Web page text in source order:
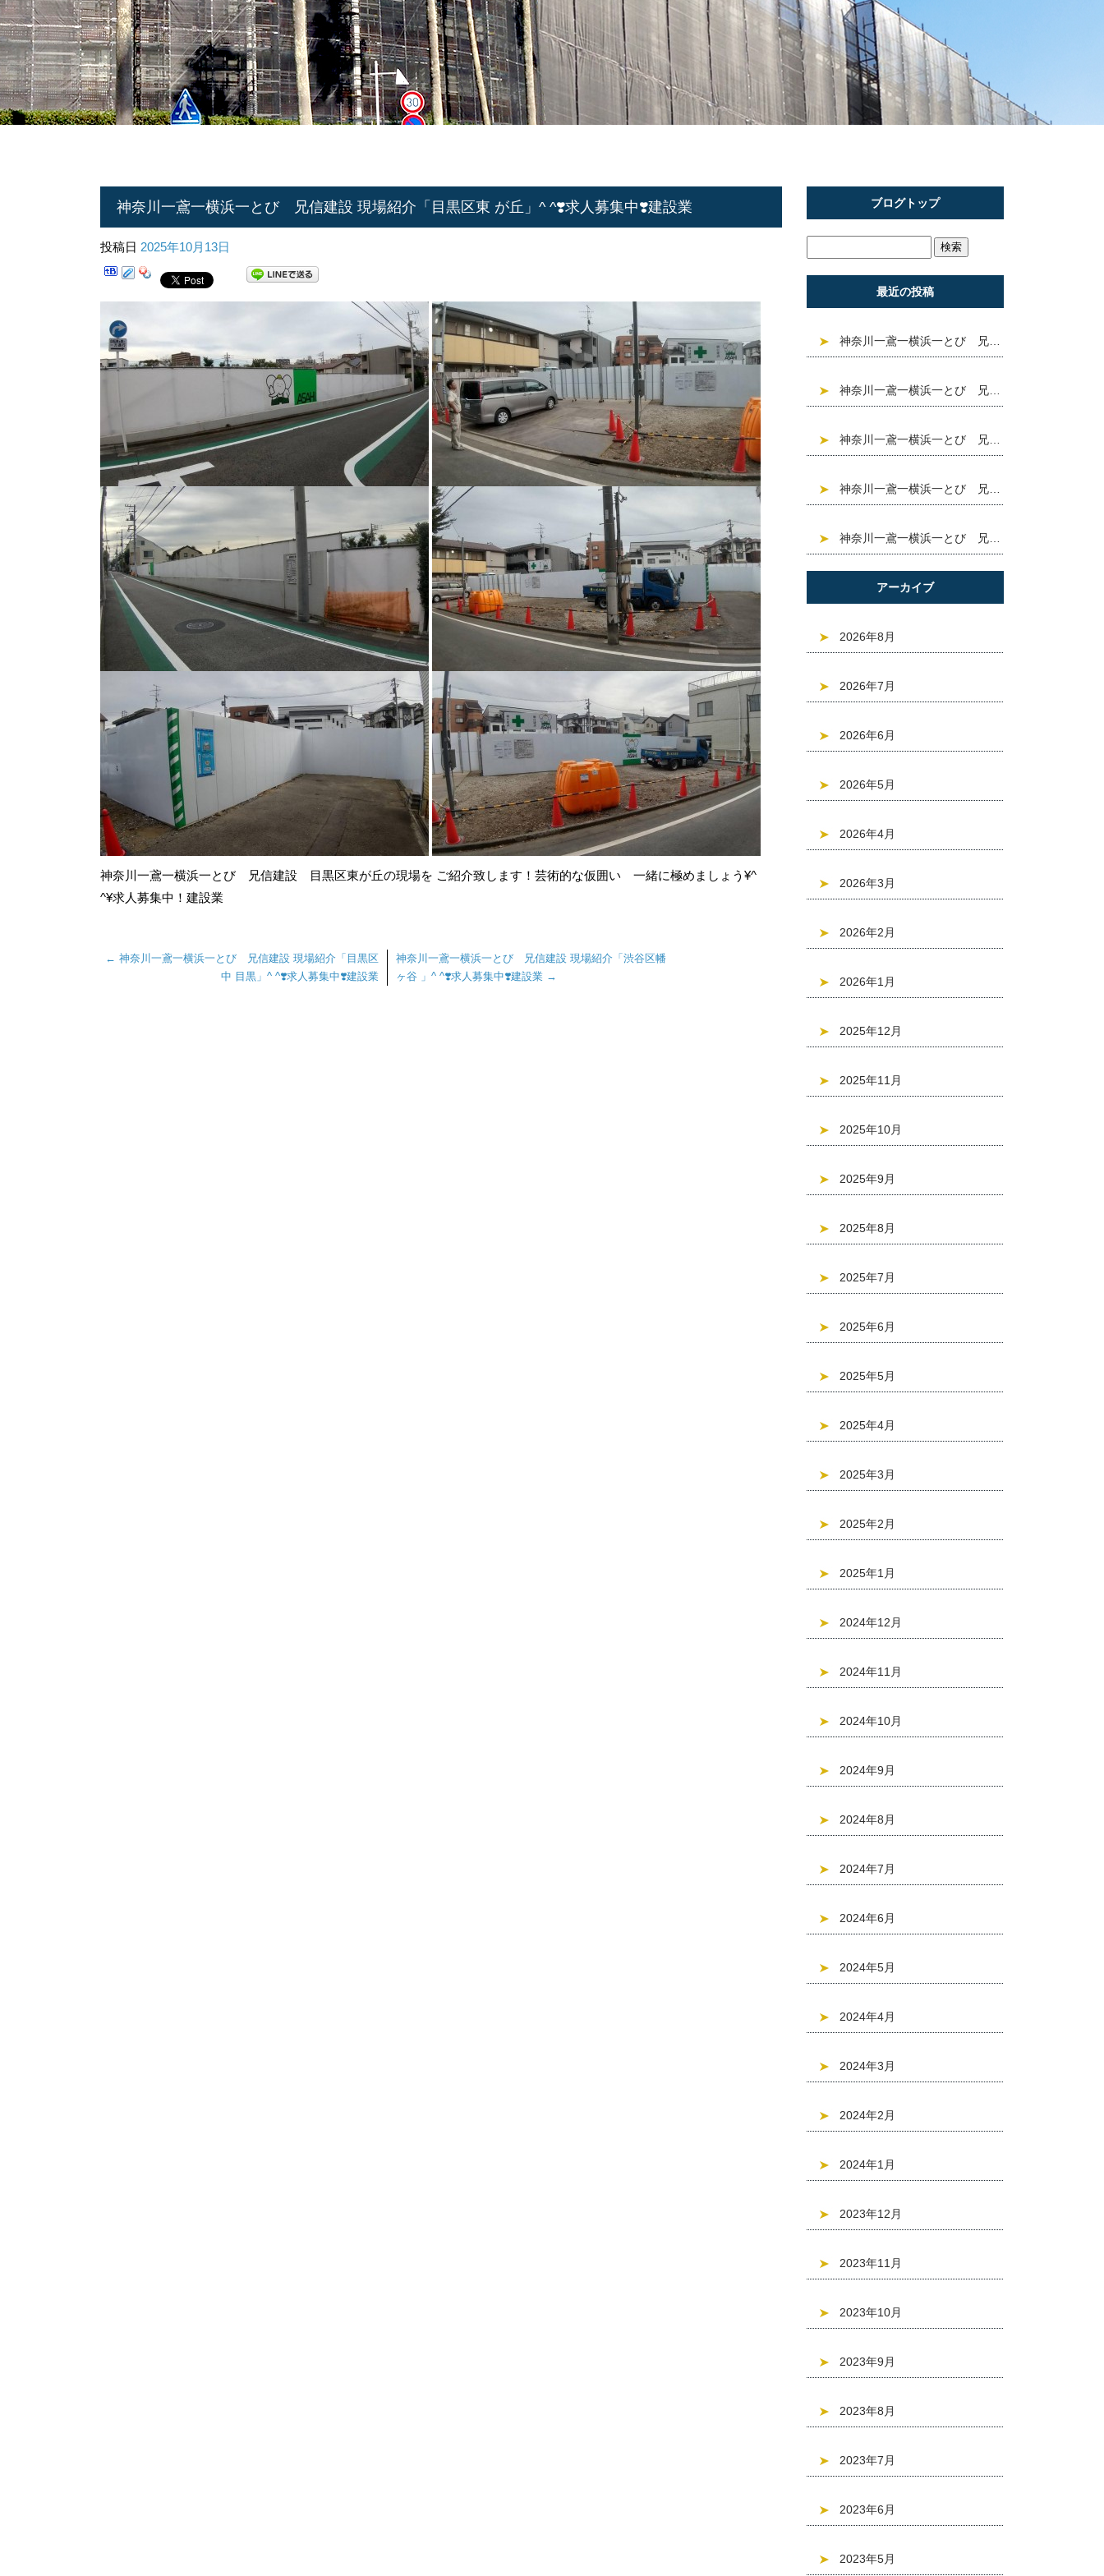
神奈川一鳶一横浜一とび 兄信建設 現場紹介「目黒区東 が丘」^ ^❣️求人募集中❣️建設業
投稿日 2025年10月13日
神奈川一鳶一横浜一とび 兄信建設 目黒区東が丘の現場を ご紹介致します！芸術的な仮囲い 一緒に極めましょう¥^
^¥求人募集中！建設業
← 神奈川一鳶一横浜一とび 兄信建設 現場紹介「目黒区
中 目黒」^ ^❣️求人募集中❣️建設業
神奈川一鳶一横浜一とび 兄信建設 現場紹介「渋谷区幡
ヶ谷 」^ ^❣️求人募集中❣️建設業 →
ブログトップ
最近の投稿
アーカイブ
2026年8月
2026年7月
2026年6月
2026年5月
2026年4月
2026年3月
2026年2月
2026年1月
2025年12月
2025年11月
2025年10月
2025年9月
2025年8月
2025年7月
2025年6月
2025年5月
2025年4月
2025年3月
2025年2月
2025年1月
2024年12月
2024年11月
2024年10月
2024年9月
2024年8月
2024年7月
2024年6月
2024年5月
2024年4月
2024年3月
2024年2月
2024年1月
2023年12月
2023年11月
2023年10月
2023年9月
2023年8月
2023年7月
2023年6月
2023年5月